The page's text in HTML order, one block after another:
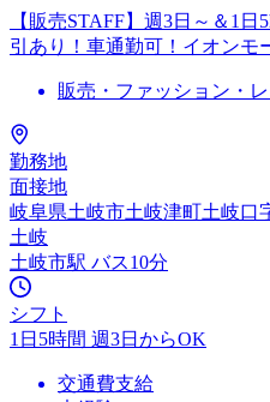
【販売STAFF】週3日～＆1
引あり！車通勤可！イオンモ
販売・ファッション・
勤務地
面接地
岐阜県土岐市土岐津町土岐口
土岐
土岐市駅 バス10分
シフト
1日5時間 週3日からOK
交通費支給